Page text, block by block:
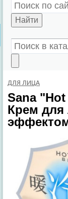
Найти
ДЛЯ ЛИЦА
Sana"Hot
Крем